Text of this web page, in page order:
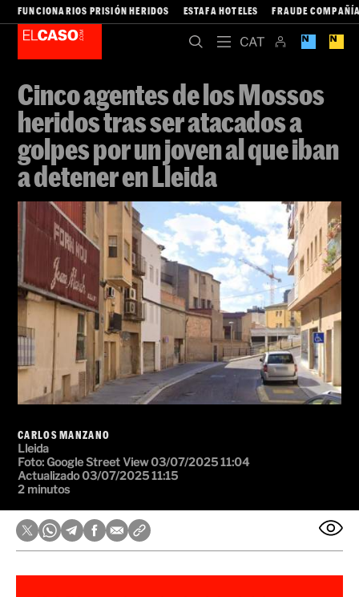
FUNCIONARIOS PRISIÓN HERIDOS ESTAFA HOTELES FRAUDE
Cinco agentes de los Mossos
heridos tras ser atacados a
golpes por un joven al que iban
a detener en Lleida
CARLOS MANZANO
Lleida
Foto: Google Street View03/07/2025 11:04
Actualizado 03/07/2025 11:15
2 minutos